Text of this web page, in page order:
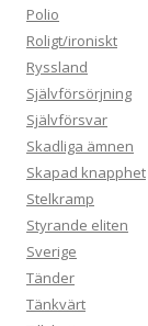
Polio
Roligt/ironiskt
Ryssland
Självförsörjning
Självförsvar
Skadliga ämnen
Skapad knapphet
Stelkramp
Styrande eliten
Sverige
Tänder
Tänkvärt